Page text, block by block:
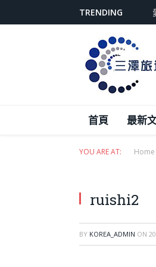
TRENDING
首頁 最新
YOU ARE AT: Home
ruishi2
BY KOREA_ADMIN ON